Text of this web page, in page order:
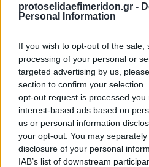
protoselidaefimeridon.gr -
Personal Information
If you wish to opt-out of the
processing of your personal or
targeted advertising by us,
section to confirm your
opt-out request is processed you
interest-based ads based on
us or personal information
your opt-out. You may
disclosure of your personal
IAB’s list of downstream
Προηγούμενη
Νέα Εγνατία